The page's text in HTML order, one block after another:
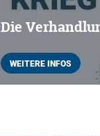
Die
WEITERE INFOS